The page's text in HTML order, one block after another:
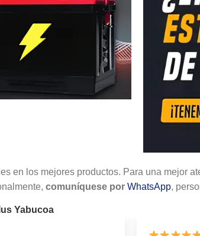
en los mejores productos. Para una mejor
comuníquese por WhatsApp,
Yabucoa